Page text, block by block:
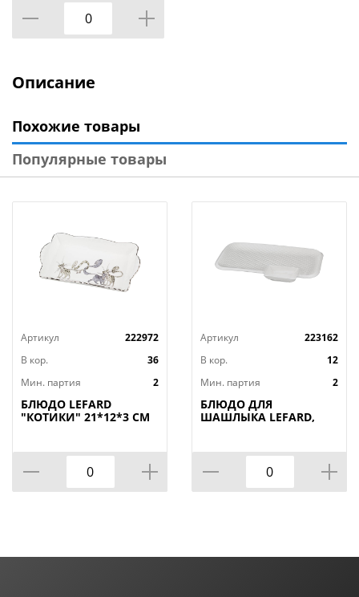
Описание
Похожие товары
Популярные товары
Артикул
222972
В кор.
36
Мин. партия
2
БЛЮДО LEFARD
"КОТИКИ" 21*12*3 СМ
Артикул
223162
В кор.
12
Мин. партия
2
БЛЮДО ДЛЯ
ШАШЛЫКА LEFARD,